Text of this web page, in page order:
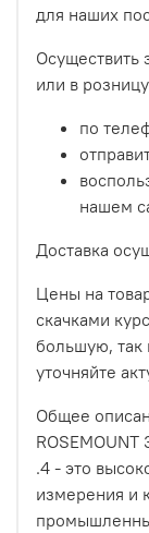
для наших
Осуществить
или в
по
нашем
Доставка
Цены на
скачками
большую, так
уточняйте
Общее
ROSEMOUNT
.4 - это
измерения и